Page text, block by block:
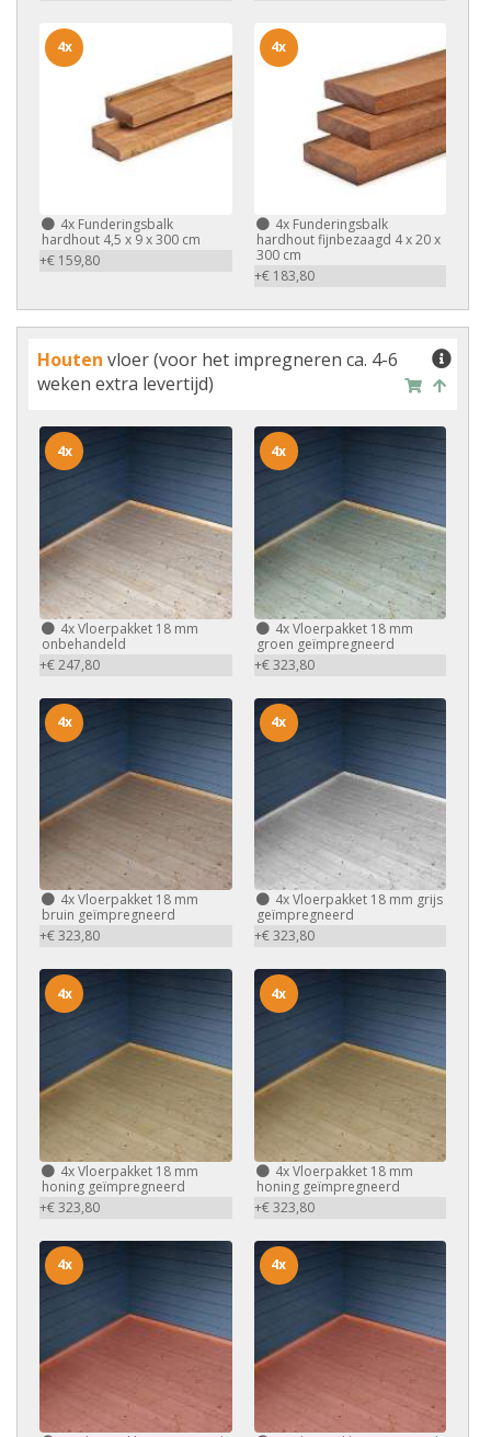
4x Funderingsbalk
hardhout 4,5 x 9 x 300 cm
+€ 159,80
4x
4xFunderingsbalk
hardhout fijnbezaagd 4 x 20 x
300 cm
+€ 183,80
4x
Houten vloer (voor het impregneren ca. 4-6
weken extra levertijd)
4xVloerpakket 18 mm
onbehandeld
+€ 247,80
4x
4xVloerpakket 18 mm
groen geïmpregneerd
+€ 323,80
4x
4xVloerpakket 18 mm
bruin geïmpregneerd
+€ 323,80
4x
4xVloerpakket 18 mm grijs
geïmpregneerd
+€ 323,80
4x
4xVloerpakket 18 mm
honing geïmpregneerd
+€ 323,80
4x
4xVloerpakket 18 mm
honing geïmpregneerd
+€ 323,80
4x
4x 4x